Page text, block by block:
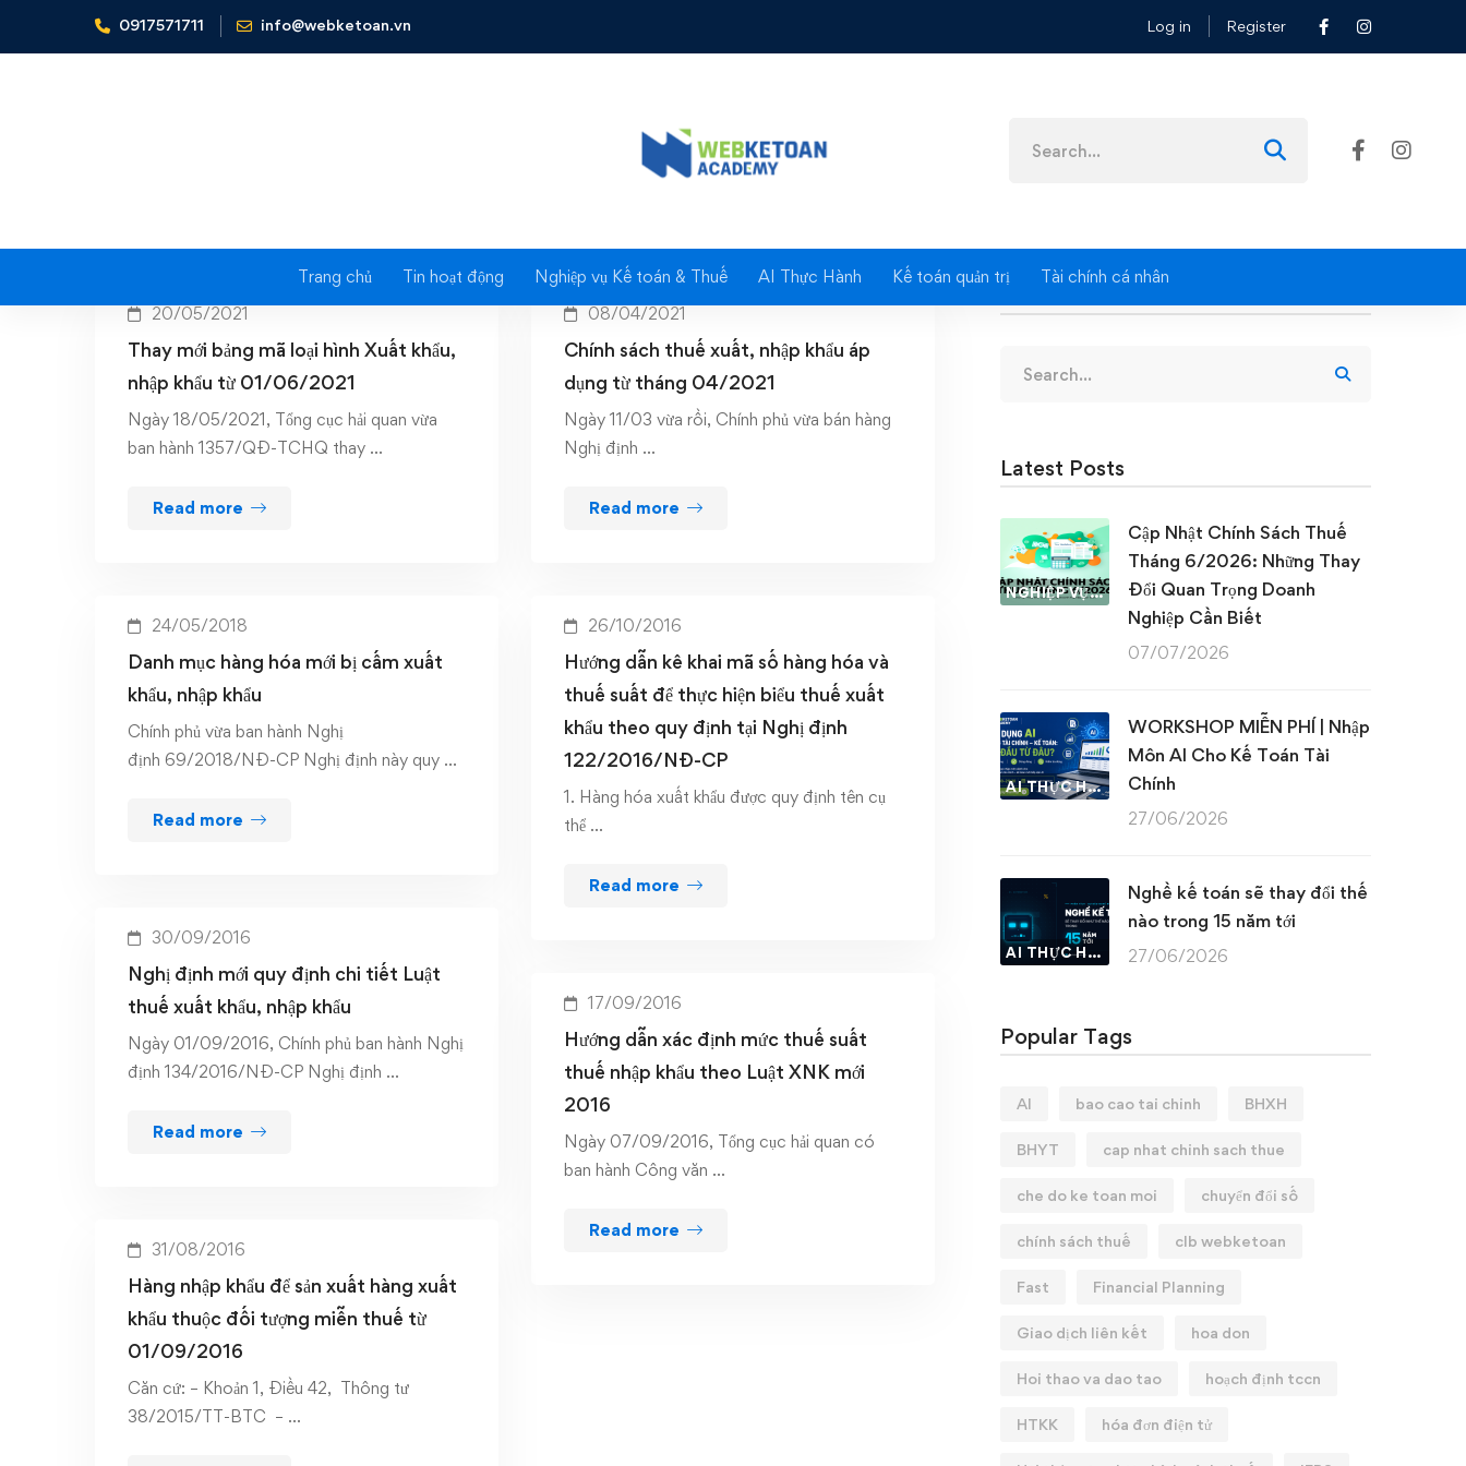
0917571711 info@webketoan.vn Log in Register
for:
Trang chủ Tin hoạt động Nghiệp vụ Kế toán & Thuế AI Thực Hành Kế toán quản trị Tài chính cá nhân
Home Thuế xuất nhập khẩu
20/05/2021
Thay mới bảng mã loại hình Xuất khẩu,
nhập khẩu từ 01/06/2021
Ngày 18/05/2021, Tổng cục hải quan vừa
ban hành 1357/QĐ-TCHQ thay …
Read more
08/04/2021
Chính sách thuế xuất, nhập khẩu áp
dụng từ tháng 04/2021
Ngày 11/03 vừa rồi, Chính phủ vừa bán hàng
Nghị định …
Read more
24/05/2018
Danh mục hàng hóa mới bị cấm xuất
khẩu, nhập khẩu
Chính phủ vừa ban hành Nghị
định 69/2018/NĐ-CP Nghị định này quy …
Read more
26/10/2016
Hướng dẫn kê khai mã số hàng hóa và
thuế suất để thực hiện biểu thuế xuất
khẩu theo quy định tại Nghị định
122/2016/NĐ-CP
1. Hàng hóa xuất khẩu được quy định tên cụ
thể …
Read more
30/09/2016
Nghị định mới quy định chi tiết Luật
thuế xuất khẩu, nhập khẩu
Ngày 01/09/2016, Chính phủ ban hành Nghị
định 134/2016/NĐ-CP Nghị định …
Read more
17/09/2016
Hướng dẫn xác định mức thuế suất
thuế nhập khẩu theo Luật XNK mới
2016
Ngày 07/09/2016, Tổng cục hải quan có
ban hành Công văn …
Read more
31/08/2016
Hàng nhập khẩu để sản xuất hàng xuất
khẩu thuộc đối tượng miễn thuế từ
01/09/2016
Căn cứ: – Khoản 1, Điều 42, Thông tư
38/2015/TT-BTC – …
for:
Latest Posts
NGHIỆP VỤ KẾ TOÁN & THUẾ
Cập Nhật Chính Sách Thuế
Tháng 6/2026: Những Thay
Đổi Quan Trọng Doanh
Nghiệp Cần Biết
07/07/2026
AI THỰC HÀNH
WORKSHOP MIỄN PHÍ | Nhập
Môn AI Cho Kế Toán Tài
Chính
27/06/2026
AI THỰC HÀNH
Nghề kế toán sẽ thay đổi thế
nào trong 15 năm tới
27/06/2026
Popular Tags
AI bao cao tai chinh BHXH
BHYT cap nhat chinh sach thue
che do ke toan moi chuyển đổi số
chính sách thuế clb webketoan
Fast Financial Planning
Giao dịch liên kết hoa don
Hoi thao va dao tao hoạch định tccn
HTKK hóa đơn điện tử